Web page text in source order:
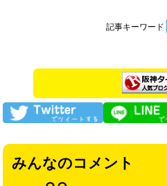
記事キーワード
みんなのコメント